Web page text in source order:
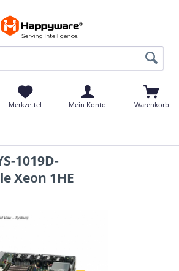
Merkzettel Mein Konto Warenkorb
1019D-
Xeon 1HE